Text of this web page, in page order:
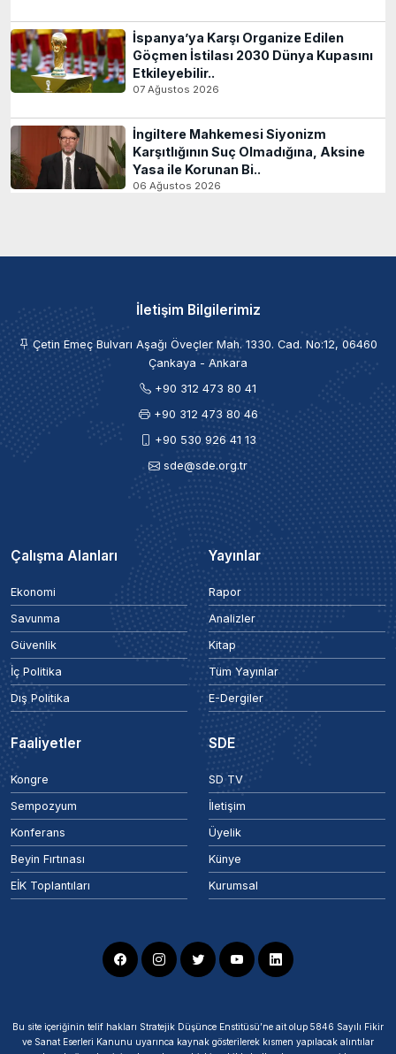
İspanya’ya Karşı Organize Edilen
Göçmen İstilası 2030 Dünya Kupasını
Etkileyebilir..
07 Ağustos 2026
İngiltere Mahkemesi Siyonizm
Karşıtlığının Suç Olmadığına, Aksine
Yasa ile Korunan Bi..
06 Ağustos 2026
İletişim Bilgilerimiz
Çetin Emeç Bulvarı Aşağı Öveçler Mah. 1330. Cad. No:12, 06460
Çankaya - Ankara
+90 312 473 80 41
+90 312 473 80 46
+90 530 926 41 13
sde@sde.org.tr
Çalışma Alanları
Ekonomi
Savunma
Güvenlik
İç Politika
Dış Politika
Yayınlar
Rapor
Analizler
Kitap
Tüm Yayınlar
E-Dergiler
Faaliyetler
Kongre
Sempozyum
Konferans
Beyin Fırtınası
EİK Toplantıları
SDE
SD TV
İletişim
Üyelik
Künye
Kurumsal
Bu site içeriğinin telif hakları Stratejik Düşünce Enstitüsü’ne ait olup 5846 Sayılı Fikir
ve Sanat Eserleri Kanunu uyarınca kaynak gösterilerek kısmen yapılacak alıntılar